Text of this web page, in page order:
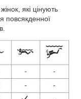
які цінують
повсякденної